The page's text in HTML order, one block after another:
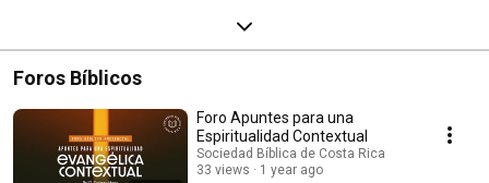
Foros Bíblicos
Foro Apuntes para una
Espiritualidad Contextual
Sociedad Bíblica de Costa Rica
33 views
1 year ago